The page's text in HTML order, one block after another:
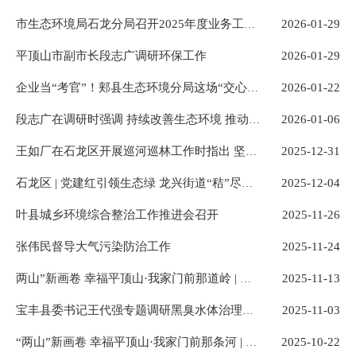
市生态环境局石龙分局召开2025年度业务工作(环境空气质量)分析会 2026-01-29
平顶山市副市长段志广调研环保工作 2026-01-29
企业当“考官”！郏县生态环境分局这场“交心会”接地气 2026-01-22
段志广在调研时强调 持续改善生态环境 推动产业绿色发展 2026-01-06
王如厂在石龙区开展巡河巡林工作时指出 坚持绿色发展 筑牢生态屏障 2025-12-31
石龙区 | 党建红引领生态绿 龙兴街道“秸”尽全力护蓝天 2025-12-04
叶县城乡环境综合整治工作推进会召开 2025-11-26
张伟民督导大气污染防治工作 2025-11-24
两山”新画卷 幸福平顶山·我家门前那道岭 | 昔日荒土岭 今日花果山 2025-11-13
宝丰县委书记王代强专题调研黑臭水体治理工作 2025-11-03
“两山”新画卷 幸福平顶山·我家门前那条河 | 一条玉带穿城过 半城山水半城绿 2025-10-22